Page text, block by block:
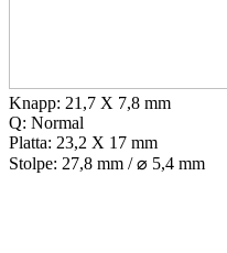
Knapp: 21,7 X 7,8 mm
Q: Normal
Platta: 23,2 X 17 mm
Stolpe: 27,8 mm / ⌀ 5,4 mm